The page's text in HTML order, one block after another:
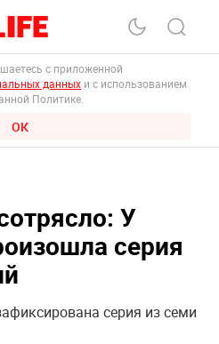
с приложенной
данных и с использованием
Политике.
ОК
У
серия
серия из семи